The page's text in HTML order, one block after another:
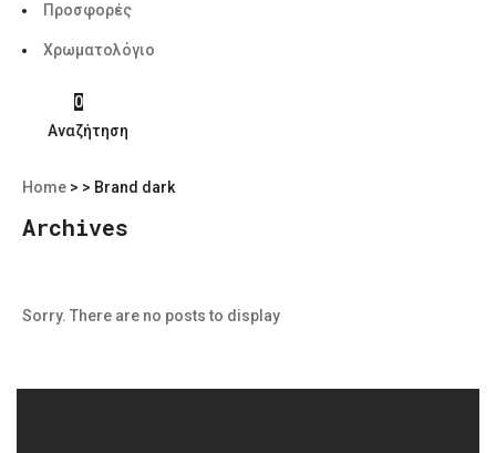
Προσφορές
Χρωματολόγιο
0
Αναζήτηση
Home > > Brand dark
Archives
Sorry. There are no posts to display